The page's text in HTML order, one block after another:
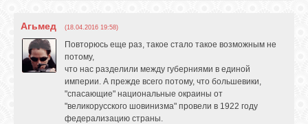
Агьмед (18.04.2016 19:58)
Повторюсь еще раз, такое стало такое возможным не
потому,
что нас разделили между губерниями в единой
империи. А прежде всего потому, что большевики,
"спасающие" национальные окраины от
"великорусского шовинизма" провели в 1922 году
федерализацию страны.